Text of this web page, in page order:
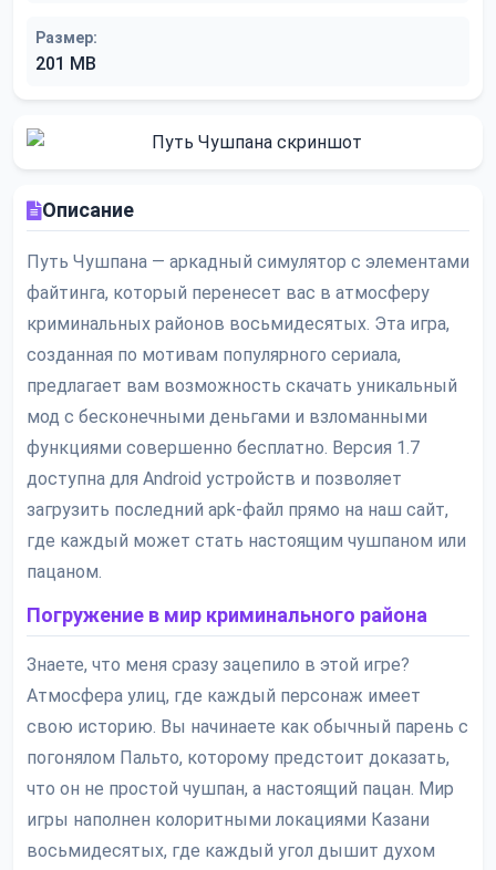
Размер:
201 MB
Описание
Путь Чушпана — аркадный симулятор с элементами
файтинга, который перенесет вас в атмосферу
криминальных районов восьмидесятых. Эта игра,
созданная по мотивам популярного сериала,
предлагает вам возможность скачать уникальный
мод с бесконечными деньгами и взломанными
функциями совершенно бесплатно. Версия 1.7
доступна для Android устройств и позволяет
загрузить последний apk-файл прямо на наш сайт,
где каждый может стать настоящим чушпаном или
пацаном.
Погружение в мир криминального района
Знаете, что меня сразу зацепило в этой игре?
Атмосфера улиц, где каждый персонаж имеет
свою историю. Вы начинаете как обычный парень с
погонялом Пальто, которому предстоит доказать,
что он не простой чушпан, а настоящий пацан. Мир
игры наполнен колоритными локациями Казани
восьмидесятых, где каждый угол дышит духом